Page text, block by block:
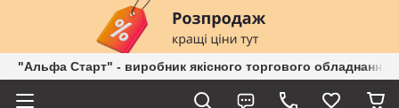
"Альфа Старт" - виробник якісного торгового обладнання